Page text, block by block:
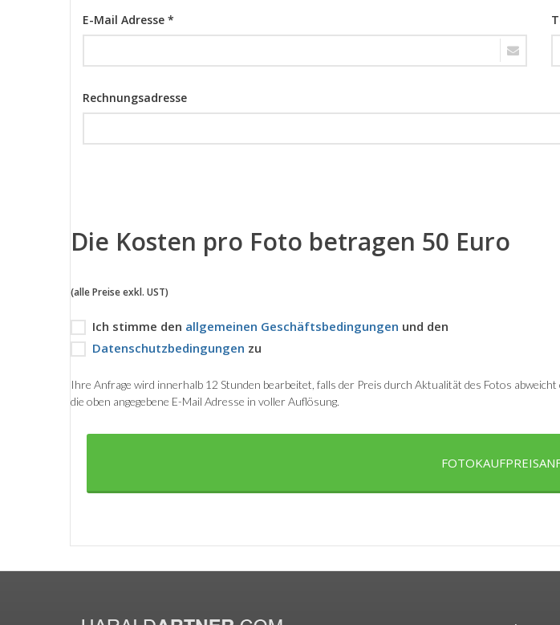
E-Mail Adresse *
Rechnungsadresse
Die Kosten pro Foto betragen 50 Euro
(alle Preise exkl. UST)
Ich stimme den allgemeinen Geschäftsbedingungen und den
Datenschutzbedingungen zu
Ihre Anfrage wird innerhalb 12 Stunden bearbeitet, falls der Preis durch Aktualität des Fotos
die oben angegebene E-Mail Adresse in voller Auflösung.